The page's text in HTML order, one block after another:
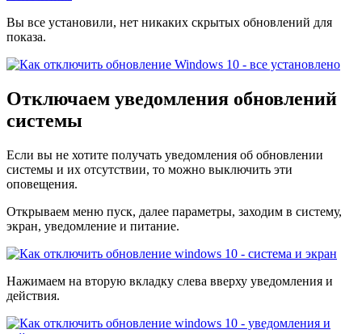
Вы все установили, нет никаких скрытых обновлений для
показа.
Отключаем уведомления обновлений
системы
Если вы не хотите получать уведомления об обновлении
системы и их отсутствии, то можно выключить эти
оповещения.
Открываем меню пуск, далее параметры, заходим в систему,
экран, уведомление и питание.
Нажимаем на вторую вкладку слева вверху уведомления и
действия.